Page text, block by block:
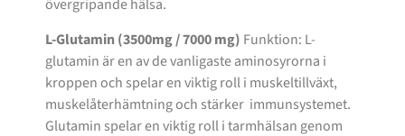
övergripande hälsa.
L-Glutamin (3500mg / 7000 mg) Funktion: L-
glutamin är en av de vanligaste aminosyrorna i
kroppen och spelar en viktig roll i muskeltillväxt,
muskelåterhämtning och stärker immunsystemet.
Glutamin spelar en viktig roll i tarmhälsan genom